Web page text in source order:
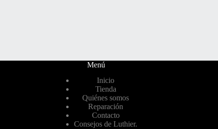
Menú
Inicio
Tienda
Quiénes somos
Reparación
Contacto
Consejos de Luthier.